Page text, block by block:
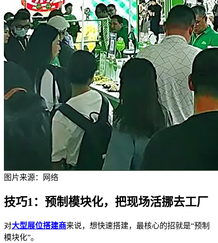
图片来源：网络
技巧1：预制模块化，把现场活挪去工厂
对大型展位搭建商来说，想快速搭建，最核心的招就是“预制
模块化”。